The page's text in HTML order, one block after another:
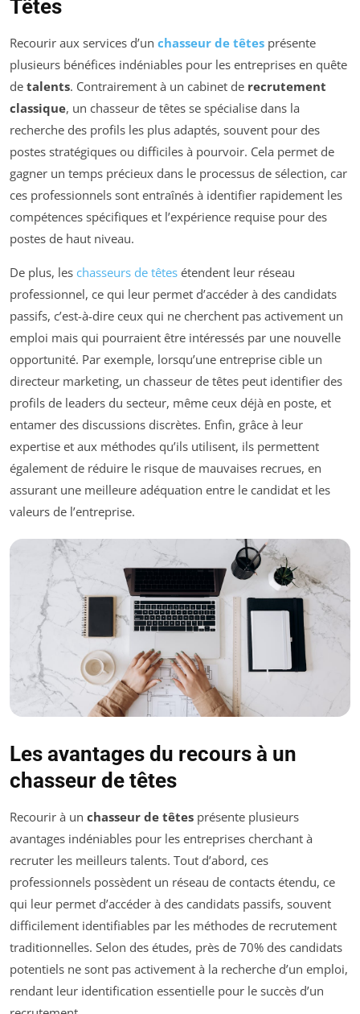
Têtes
Recourir aux services d’un chasseur de têtes présente
plusieurs bénéfices indéniables pour les entreprises en quête
de talents. Contrairement à un cabinet de recrutement
classique, un chasseur de têtes se spécialise dans la
recherche des profils les plus adaptés, souvent pour des
postes stratégiques ou difficiles à pourvoir. Cela permet de
gagner un temps précieux dans le processus de sélection, car
ces professionnels sont entraînés à identifier rapidement les
compétences spécifiques et l’expérience requise pour des
postes de haut niveau.
De plus, les chasseurs de têtes étendent leur réseau
professionnel, ce qui leur permet d’accéder à des candidats
passifs, c’est-à-dire ceux qui ne cherchent pas activement un
emploi mais qui pourraient être intéressés par une nouvelle
opportunité. Par exemple, lorsqu’une entreprise cible un
directeur marketing, un chasseur de têtes peut identifier des
profils de leaders du secteur, même ceux déjà en poste, et
entamer des discussions discrètes. Enfin, grâce à leur
expertise et aux méthodes qu’ils utilisent, ils permettent
également de réduire le risque de mauvaises recrues, en
assurant une meilleure adéquation entre le candidat et les
valeurs de l’entreprise.
Les avantages du recours à un
chasseur de têtes
Recourir à un chasseur de têtes présente plusieurs
avantages indéniables pour les entreprises cherchant à
recruter les meilleurs talents. Tout d’abord, ces
professionnels possèdent un réseau de contacts étendu, ce
qui leur permet d’accéder à des candidats passifs, souvent
difficilement identifiables par les méthodes de recrutement
traditionnelles. Selon des études, près de 70% des candidats
potentiels ne sont pas activement à la recherche d’un emploi,
rendant leur identification essentielle pour le succès d’un